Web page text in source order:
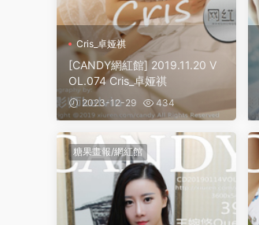
Cris_卓娅祺
[CANDY網紅館] 2019.11.20 V
OL.074 Cris_卓娅祺
2023-12-29 434
糖果畫報/網紅館